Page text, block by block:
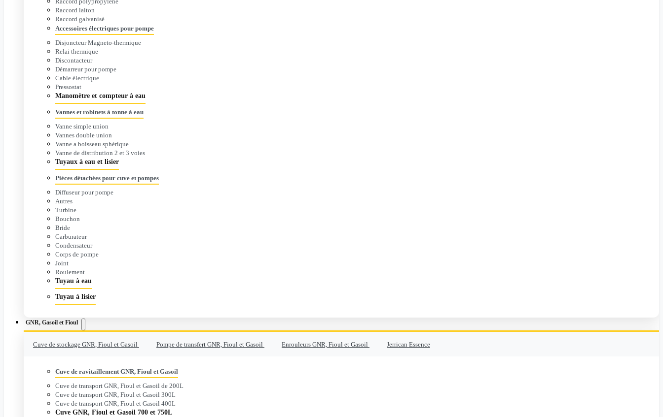
Raccord laiton
Raccord galvanisé
Accessoires électriques pour pompe
Disjoncteur Magneto-thermique
Relai thermique
Discontacteur
Démarreur pour pompe
Cable électrique
Pressostat
Manomètre et compteur à eau
Vannes et robinets à tonne à eau
Vanne simple union
Vannes double union
Vanne a boisseau sphérique
Vanne de distribution 2 et 3 voies
Tuyaux à eau et lisier
Pièces détachées pour cuve et pompes
Diffuseur pour pompe
Autres
Turbine
Bouchon
Bride
Carburateur
Condensateur
Corps de pompe
Joint
Roulement
Tuyau à eau
Tuyau à lisier
GNR, Gasoil et Fioul
Cuve de stockage GNR, Fioul et Gasoil Pompe de transfert GNR, Fioul et Gasoil Enrouleurs GNR, Fioul et Gasoil Jerrican Essence
Cuve de ravitaillement GNR, Fioul et Gasoil
Cuve de transport GNR, Fioul et Gasoil de 200L
Cuve de transport GNR, Fioul et Gasoil 300L
Cuve de transport GNR, Fioul et Gasoil 400L
Cuve GNR, Fioul et Gasoil 700 et 750L